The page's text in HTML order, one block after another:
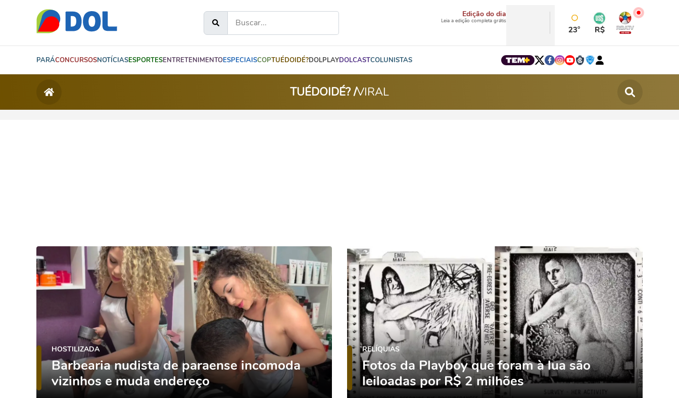
Edição do dia
Leia a edição completa grátis
23° R$
PARÁCONCURSOSNOTÍCIASESPORTESENTRETENIMENTOESPECIAISCOPTUÉDOIDÉ?DOLPLAYDOLCASTCOLUNISTAS
TUÉDOIDÉ? /VIRAL
HOSTILIZADA
Barbearia nudista de paraense incomoda
vizinhos e muda endereço
RELÍQUIAS
Fotos da Playboy que foram à lua são
leiloadas por R$ 2 milhões